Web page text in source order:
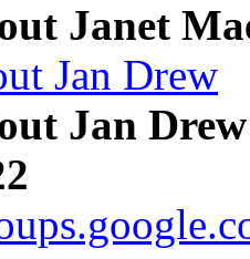
Janet
Jan Drew
Jan